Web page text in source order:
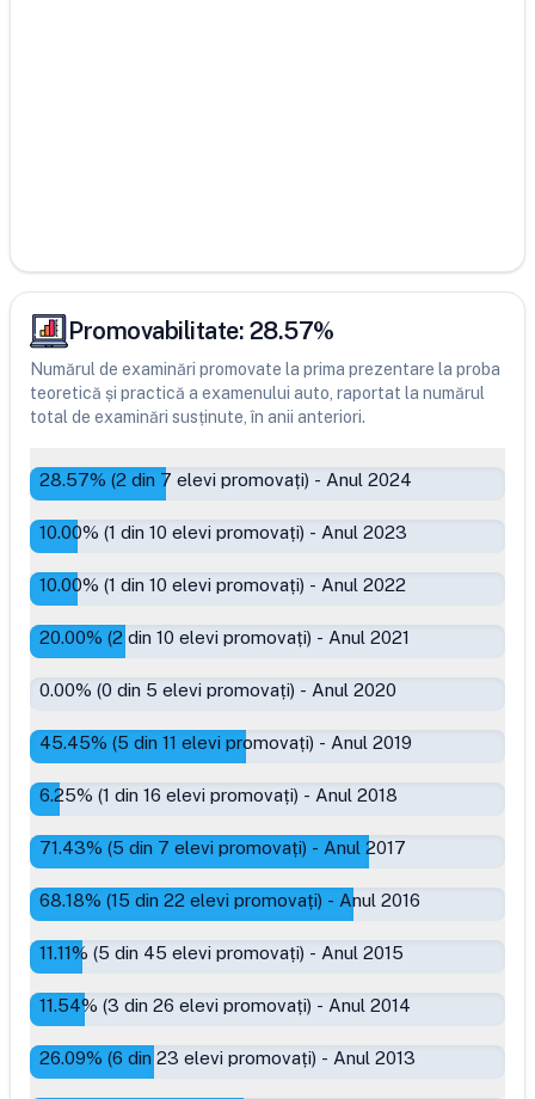
Promovabilitate: 28.57%
Numărul de examinări promovate la prima prezentare la proba
teoretică și practică a examenului auto, raportat la numărul
total de examinări susținute, în anii anteriori.
28.57% (2 din 7 elevi promovați) - Anul 2024
10.00% (1 din 10 elevi promovați) - Anul 2023
10.00% (1 din 10 elevi promovați) - Anul 2022
20.00% (2 din 10 elevi promovați) - Anul 2021
0.00% (0 din 5 elevi promovați) - Anul 2020
45.45% (5 din 11 elevi promovați) - Anul 2019
6.25% (1 din 16 elevi promovați) - Anul 2018
71.43% (5 din 7 elevi promovați) - Anul 2017
68.18% (15 din 22 elevi promovați) - Anul 2016
11.11% (5 din 45 elevi promovați) - Anul 2015
11.54% (3 din 26 elevi promovați) - Anul 2014
26.09% (6 din 23 elevi promovați) - Anul 2013